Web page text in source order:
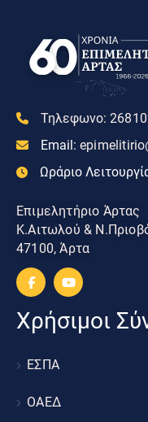
Τηλεφωνο:
Email:
Ωράριο
Επιμελητήριο Άρτας
Κ.Αιτωλού &
47100, Άρτα
Χρήσιμοι
ΕΣΠΑ
ΟΑΕΔ